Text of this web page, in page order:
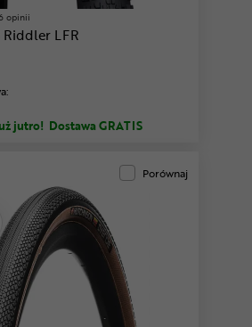
opinii
LFR
jutro! Dostawa GRATIS
Porównaj